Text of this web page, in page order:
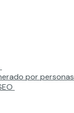
por personas